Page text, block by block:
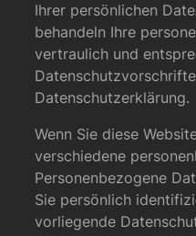
Ihrer persönlichen
behandeln Ihre
vertraulich und
Datenschutzerklärung.
Wenn Sie diese
verschiedene
Personenbezogene
Sie persönlich
vorliegende